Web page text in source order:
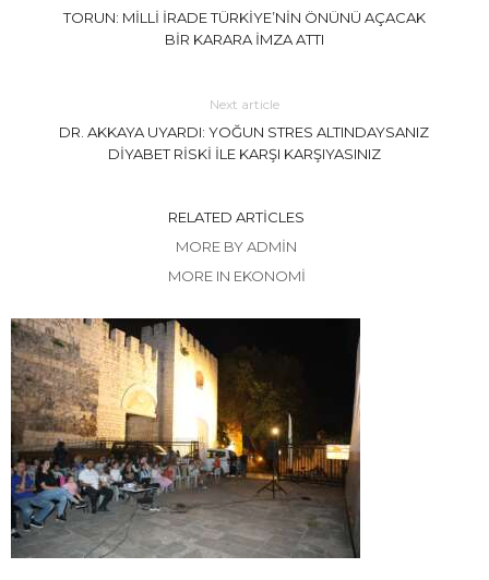
TORUN: MİLLİ İRADE TÜRKİYE’NİN ÖNÜNÜ AÇACAK
BİR KARARA İMZA ATTI
Next article
DR. AKKAYA UYARDI: YOĞUN STRES ALTINDAYSANIZ
DİYABET RİSKİ İLE KARŞI KARŞIYASINIZ
RELATED ARTICLES
MORE BY ADMIN
MORE IN EKONOMİ